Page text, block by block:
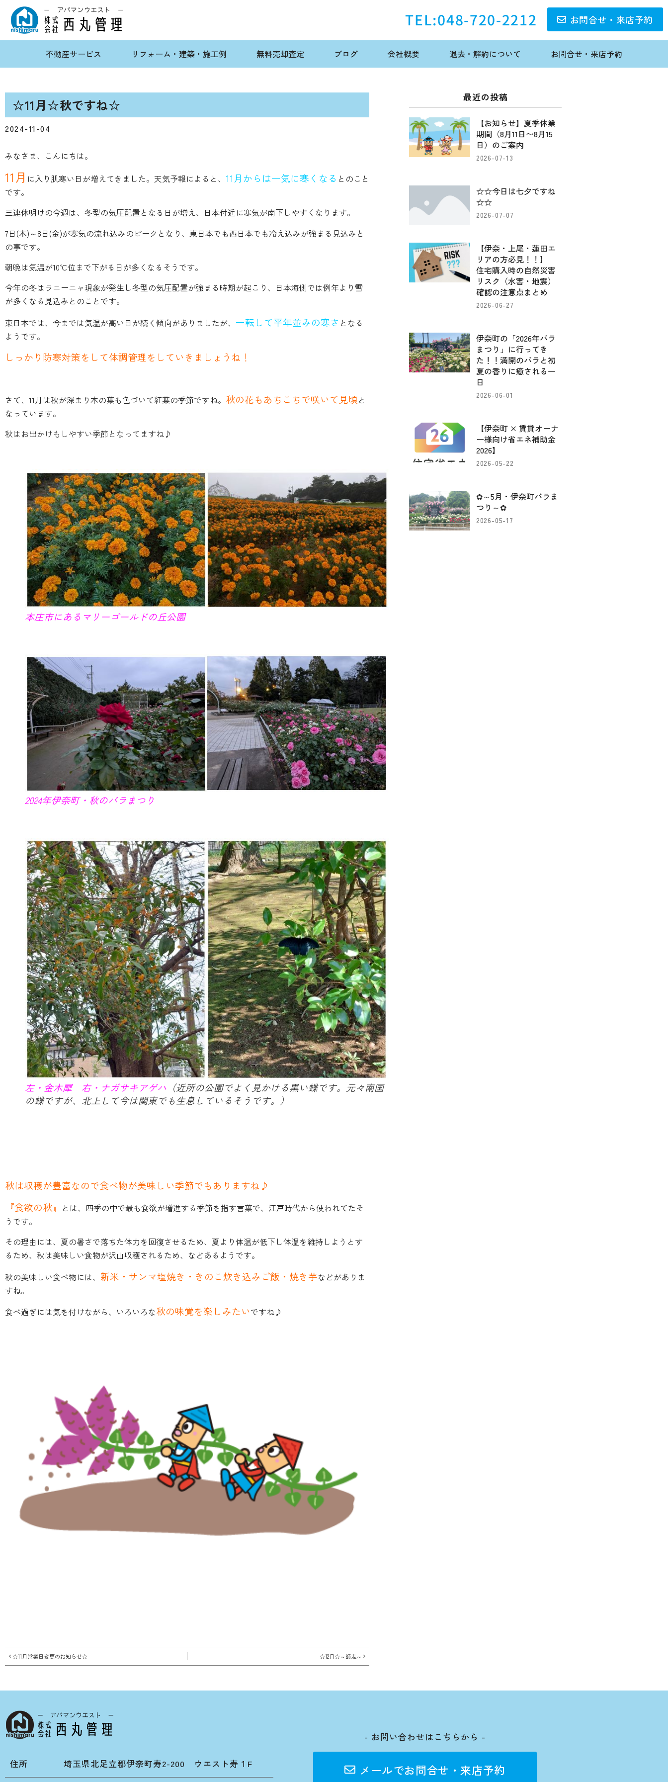
TEL:048-720-2212 お問合せ・来店予約
不動産サービス リフォーム・建築・施工例 無料売却査定 ブログ 会社概要 退去・解約について お問合せ・来店予約
☆11月☆秋ですね☆
2024-11-04
みなさま、こんにちは。
11月 に入り肌寒い日が増えてきました。天気予報によると、 11月からは一気に寒くなる とのこと
です。
三連休明けの今週は、冬型の気圧配置となる日が増え、日本付近に寒気が南下しやすくなります。
7日(木)～8日(金)が寒気の流れ込みのピークとなり、東日本でも西日本でも冷え込みが強まる見込みと
の事です。
朝晩は気温が10℃位まで下がる日が多くなるそうです。
今年の冬はラニーニャ現象が発生し冬型の気圧配置が強まる時期が起こり、日本海側では例年より雪
が多くなる見込みとのことです。
東日本では、今までは気温が高い日が続く傾向がありましたが、 一転して平年並みの寒さ となる
ようです。
しっかり防寒対策をして体調管理をしていきましょうね！
さて、11月は秋が深まり木の葉も色づいて紅葉の季節ですね。 秋の花もあちこちで咲いて見頃と
なっています。
秋はお出かけもしやすい季節となってますね♪
本庄市にあるマリーゴールドの丘公園
2024年伊奈町・秋のバラまつり
左・金木犀 右・ナガサキアゲハ （近所の公園でよく見かける黒い蝶です。元々南国
の蝶ですが、北上して今は関東でも生息しているそうです。）
秋は収穫が豊富なので食べ物が美味しい季節でもありますね♪
『食欲の秋』
とは、四季の中で最も食欲が増進する季節を指す言葉で、江戸時代から使われてたそ
うです。
その理由には、夏の暑さで落ちた体力を回復させるため、夏より体温が低下し体温を維持しようとす
るため、秋は美味しい食物が沢山収穫されるため、などあるようです。
秋の美味しい食べ物には、 新米・サンマ塩焼き・きのこ炊き込みご飯・焼き芋などがありま
すね。
食べ過ぎには気を付けながら、いろいろな秋の味覚を楽しみたいですね♪
☆11月営業日変更のお知らせ☆ ☆12月☆～師走～
最近の投稿
【お知らせ】夏季休業
期間（8月11日〜8月15
日）のご案内
2026-07-13
☆☆今日は七夕ですね
☆☆
2026-07-07
【伊奈・上尾・蓮田エ
リアの方必見！！】
住宅購入時の自然災害
リスク（水害・地震）
確認の注意点まとめ
2026-06-27
伊奈町の「2026年バラ
まつり」に行ってき
た！！満開のバラと初
夏の香りに癒される一
日
2026-06-01
【伊奈町 × 賃貸オーナ
ー様向け省エネ補助金
2026】
2026-05-22
✿～5月・伊奈町バラま
つり～✿
2026-05-17
住所 埼玉県北足立郡伊奈町寿2-200 ウエスト寿１F
- お問い合わせはこちらから -
メールでお問合せ・来店予約